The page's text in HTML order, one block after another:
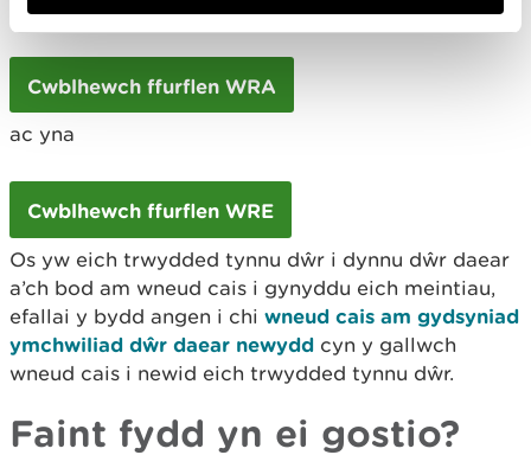
dŵr:
Cwblhewch ffurflen WRA
ac yna
Cwblhewch ffurflen WRE
Os yw eich trwydded tynnu dŵr i dynnu dŵr daear
a’ch bod am wneud cais i gynyddu eich meintiau,
efallai y bydd angen i chi wneud cais am gydsyniad
ymchwiliad dŵr daear newydd cyn y gallwch
wneud cais i newid eich trwydded tynnu dŵr.
Faint fydd yn ei gostio?